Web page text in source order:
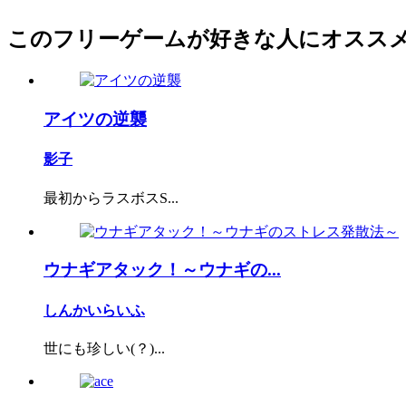
このフリーゲームが好きな人にオスス
アイツの逆襲
影子
最初からラスボスS...
ウナギアタック！～ウナギの...
しんかいらいふ
世にも珍しい(？)...